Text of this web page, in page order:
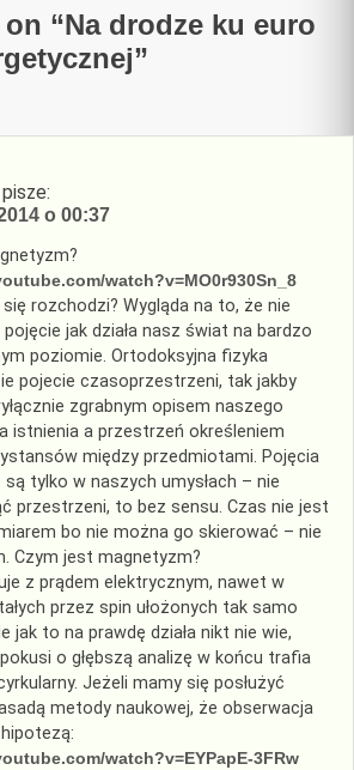
“Na drodze ku euro
”
pisze:
o 00:37
watch?v=MO0r930Sn_8
rozchodzi? Wygląda na to, że nie
jak działa nasz świat na bardzo
poziomie. Ortodoksyjna fizyka
pojecie czasoprzestrzeni, tak jakby
zgrabnym opisem naszego
istnienia a przestrzeń określeniem
między przedmiotami. Pojęcia
tylko w naszych umysłach – nie
przestrzeni, to bez sensu. Czas nie jest
bo nie można go skierować – nie
Czym jest magnetyzm?
z prądem elektrycznym, nawet w
przez spin ułożonych tak samo
jak to na prawdę działa nikt nie wie,
o głębszą analizę w końcu trafia
Jeżeli mamy się posłużyć
metody naukowej, że obserwacja
watch?v=EYPapE-3FRw